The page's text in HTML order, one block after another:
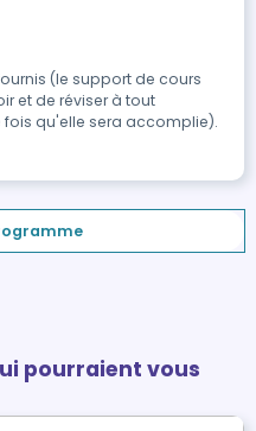
(le support de cours
et de réviser à tout
qu'elle sera accomplie).
pourraient vous